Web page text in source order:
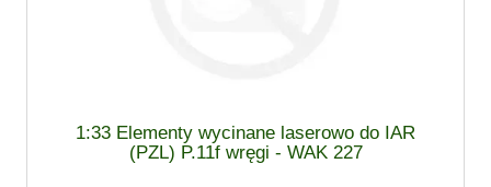
1:33 Elementy wycinane laserowo do IAR
(PZL) P.11f wręgi - WAK 227